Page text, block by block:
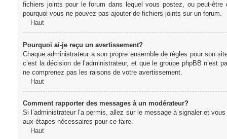
fichiers joints pour le forum dans lequel vous postez, ou peut-
pourquoi vous ne pouvez pas ajouter de fichiers joints sur un forum.
Haut
Pourquoi ai-je reçu un avertissement?
Chaque administrateur a son propre ensemble de règles pour son
c’est la décision de l’administrateur, et que le groupe phpBB n’est
ne comprenez pas les raisons de votre avertissement.
Haut
Comment rapporter des messages à un modérateur?
Si l’administrateur l’a permis, allez sur le message à signaler et
aux étapes nécessaires pour ce faire.
Haut